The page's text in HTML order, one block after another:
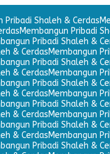
Pribadi Shaleh & Cerdas
Membangun Pribadi
Pribadi Shaleh &
& CerdasMembangun
Pribadi Shaleh &
& CerdasMembangun
Pribadi Shaleh &
& CerdasMembangun
Pribadi Shaleh &
& CerdasMembangun
Pribadi Shaleh &
& CerdasMembangun
Pribadi Shaleh &